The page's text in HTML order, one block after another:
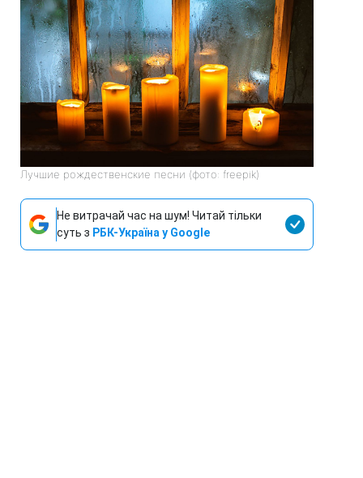
Лучшие рождественские песни (фото: freepik)
Не витрачай час на шум! Читай тільки
суть з РБК-Україна у Google